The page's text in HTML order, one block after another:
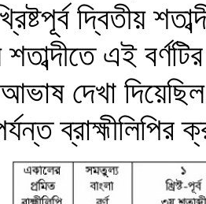
দ্বিতীয়
শতাব্দীতে এই
দেখা দিয়েছিল
ব্রাহ্মীলিপির